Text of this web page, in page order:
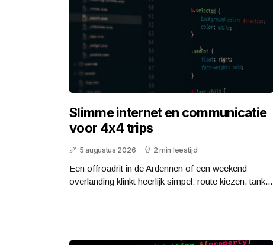
Slimme internet en communicatie
voor 4x4 trips
5 augustus 2026 2 min leestijd
Een offroadrit in de Ardennen of een weekend
overlanding klinkt heerlijk simpel: route kiezen, tank...